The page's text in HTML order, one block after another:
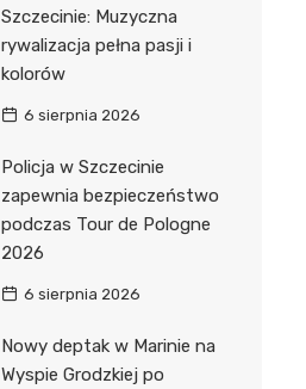
Szczecinie: Muzyczna
rywalizacja pełna pasji i
kolorów
6 sierpnia 2026
Policja w Szczecinie
zapewnia bezpieczeństwo
podczas Tour de Pologne
2026
6 sierpnia 2026
Nowy deptak w Marinie na
Wyspie Grodzkiej po